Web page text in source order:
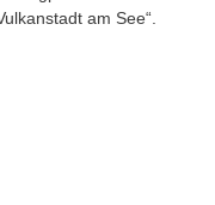
am See“.